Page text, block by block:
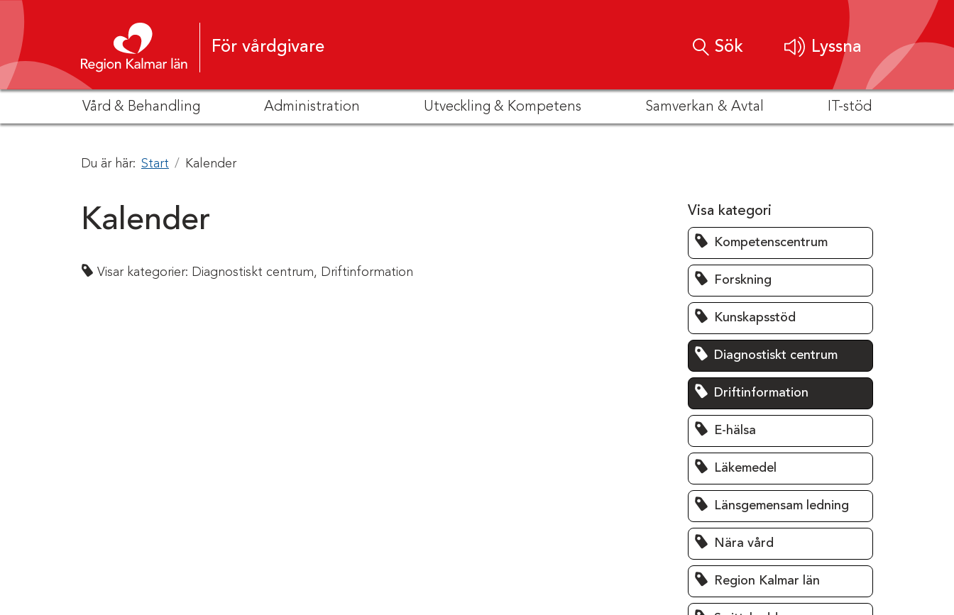
Hoppa till innehåll
För vårdgivare Sök Lyssna
Vård & Behandling Administration Utveckling & Kompetens Samverkan & Avtal IT-stöd
Du är här: Start Kalender
Kalender
Visar kategorier: Diagnostiskt centrum, Driftinformation
Visa kategori
Kompetenscentrum
Forskning
Kunskapsstöd
Diagnostiskt centrum
Driftinformation
E-hälsa
Läkemedel
Länsgemensam ledning
Nära vård
Region Kalmar län